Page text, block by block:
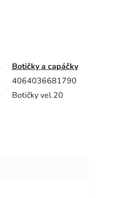
Botičky a capáčky
4064036681790
Botičky vel.20
je 5 z 5 hvězdiček.